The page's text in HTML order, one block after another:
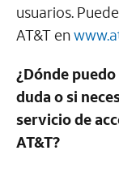
usuarios.
AT&T en
¿Dónde
duda o si
servicio de
AT&T?